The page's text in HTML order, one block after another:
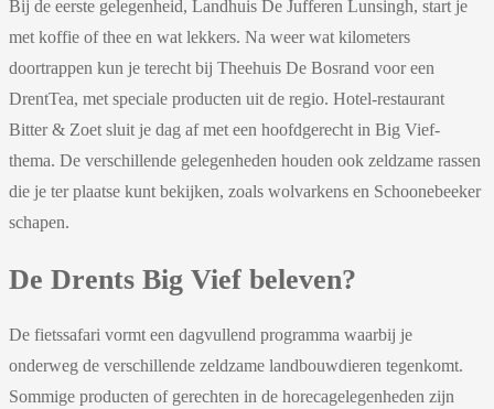
Bij de eerste gelegenheid, Landhuis De Jufferen Lunsingh, start je
met koffie of thee en wat lekkers. Na weer wat kilometers
doortrappen kun je terecht bij Theehuis De Bosrand voor een
DrentTea, met speciale producten uit de regio. Hotel-restaurant
Bitter & Zoet sluit je dag af met een hoofdgerecht in Big Vief-
thema. De verschillende gelegenheden houden ook zeldzame rassen
die je ter plaatse kunt bekijken, zoals wolvarkens en Schoonebeeker
schapen.
De Drents Big Vief beleven?
De fietssafari vormt een dagvullend programma waarbij je
onderweg de verschillende zeldzame landbouwdieren tegenkomt.
Sommige producten of gerechten in de horecagelegenheden zijn